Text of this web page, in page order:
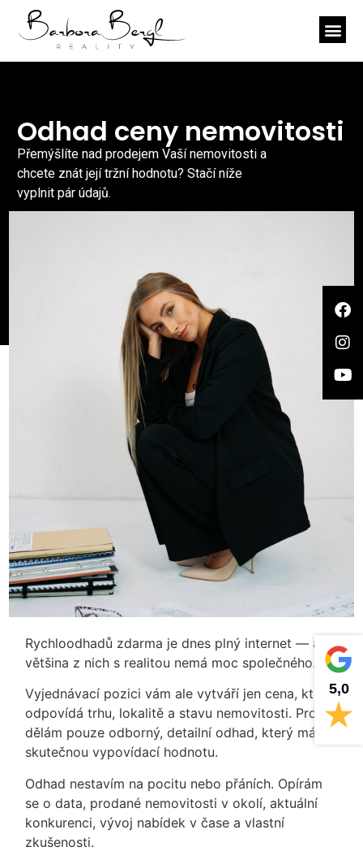
Odhad ceny nemovitosti
Přemýšlíte nad prodejem Vaší nemovitosti a
chcete znát její tržní hodnotu? Stačí níže
vyplnit pár údajů.
Rychloodhadů zdarma je dnes plný internet — a
většina z nich s realitou nemá moc společného.
Vyjednávací pozici vám ale vytváří jen cena, která
odpovídá trhu, lokalitě a stavu nemovitosti. Proto
dělám pouze odborný, detailní odhad, který má
skutečnou vypovídací hodnotu.
Odhad nestavím na pocitu nebo přáních. Opírám
se o data, prodané nemovitosti v okolí, aktuální
konkurenci, vývoj nabídek v čase a vlastní
zkušenosti.
5,0